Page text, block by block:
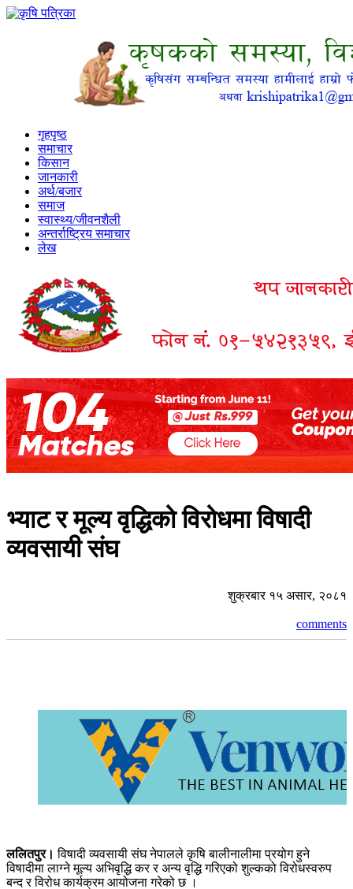
गृहपृष्ठ
समाचार
किसान
जानकारी
अर्थ/बजार
समाज
स्वास्थ्य/जीवनशैली
अन्तर्राष्ट्रिय समाचार
लेख
भ्याट र मूल्य वृद्धिको विरोधमा विषादी
व्यवसायी संघ
शुक्रबार १५ असार, २०८१
comments
ललितपुर। विषादी व्यवसायी संघ नेपालले कृषि बालीनालीमा प्रयोग हुने
विषादीमा लाग्ने मूल्य अभिवृद्धि कर र अन्य वृद्धि गरिएको शुल्कको विरोधस्वरुप
बन्द र विरोध कार्यक्रम आयोजना गरेको छ ।